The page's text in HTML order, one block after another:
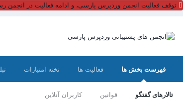
توقف فعالیت انجمن وردپرس پارسی، و ادامه فعالیت در انجمن
فهرست بخش ها
تالارهای گفتگو قوانین کاربران آنلاین
فعالیت ها تخته امتیازات